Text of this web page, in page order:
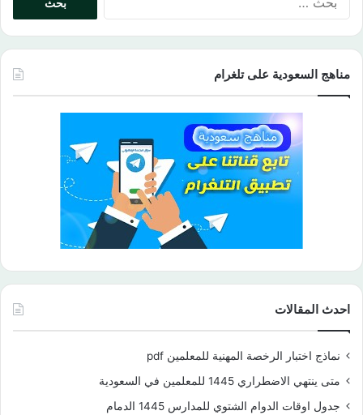
مناهج السعودية على تلغرام
احدث المقالات
نماذج اختبار الرخصة المهنية للمعلمين pdf
متى ينتهي الاضطراري 1445 للمعلمين في السعودية
جدول اوقات الدوام الشتوي للمدارس 1445 الدمام